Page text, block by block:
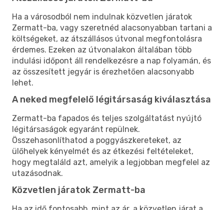
Ha a városodból nem indulnak közvetlen járatok
Zermatt-ba, vagy szeretnéd alacsonyabban tartani a
költségeket, az átszállásos útvonal megfontolásra
érdemes. Ezeken az útvonalakon általában több
indulási időpont áll rendelkezésre a nap folyamán, és
az összesített jegyár is érezhetően alacsonyabb
lehet.
A neked megfelelő légitársaság kiválasztása
Zermatt-ba fapados és teljes szolgáltatást nyújtó
légitársaságok egyaránt repülnek.
Összehasonlíthatod a poggyászkereteket, az
ülőhelyek kényelmét és az étkezési feltételeket,
hogy megtaláld azt, amelyik a legjobban megfelel az
utazásodnak.
Közvetlen járatok Zermatt-ba